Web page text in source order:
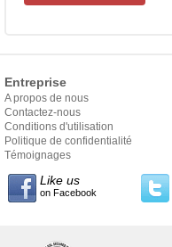
Entreprise
A propos de nous
Contactez-nous
Conditions d'utilisation
Politique de confidentialité
Témoignages
Like us
on Facebook